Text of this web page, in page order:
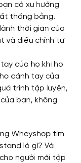
có xu hướng
thăng bằng.
thời gian của
và điều chỉnh tư
của họ khi họ
cánh tay của
trình tập luyện,
bạn, không